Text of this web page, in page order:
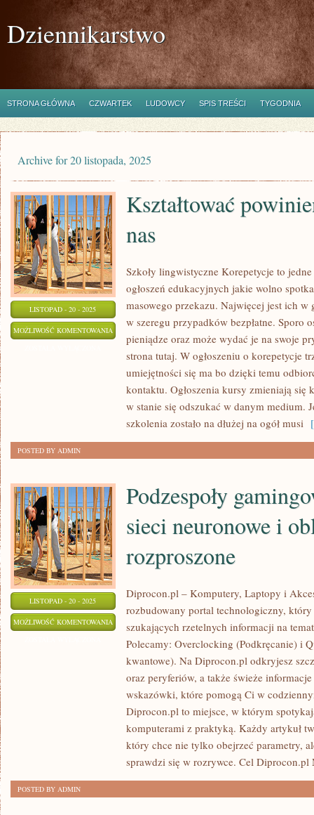
Dziennikarstwo
STRONA GŁÓWNA CZWARTEK LUDOWCY SPIS TREŚCI TYGODNIA
Archive for 20 listopada, 2025
LISTOPAD - 20 - 2025
MOŻLIWOŚĆ KOMENTOWANIA KSZTAŁTOWAĆ
POWINIEN
Kształtować
nas
Szkoły lingwistyczne Korepetycje to
ogłoszeń edukacyjnych jakie wolno
masowego przekazu. Najwięcej jest ich w
w szeregu przypadków bezpłatne. Sporo
pieniądze oraz może wydać je na swoje
strona tutaj. W ogłoszeniu o korepetycje
umiejętności się ma bo dzięki temu
kontaktu. Ogłoszenia kursy zmieniają się
w stanie się odszukać w danym medium.
szkolenia zostało na dłużej na ogół musi
POSTED BY ADMIN
LISTOPAD - 20 - 2025
MOŻLIWOŚĆ KOMENTOWANIA
GAMINGOWE
SIECI
NEURONOWE
OBLICZENIA
ROZPROSZONE
Podzespoły
sieci neuronowe i
rozproszone
Diprocon.pl – Komputery, Laptopy i
rozbudowany portal technologiczny,
szukających rzetelnych informacji na
Polecamy: Overclocking (Podkręcanie) i
kwantowe). Na Diprocon.pl odkryjesz
oraz peryferiów, a także świeże
wskazówki, które pomogą Ci w
Diprocon.pl to miejsce, w którym
komputerami z praktyką. Każdy artykuł
który chce nie tylko obejrzeć parametry,
sprawdzi się w rozrywce. Cel Diprocon.pl
POSTED BY ADMIN